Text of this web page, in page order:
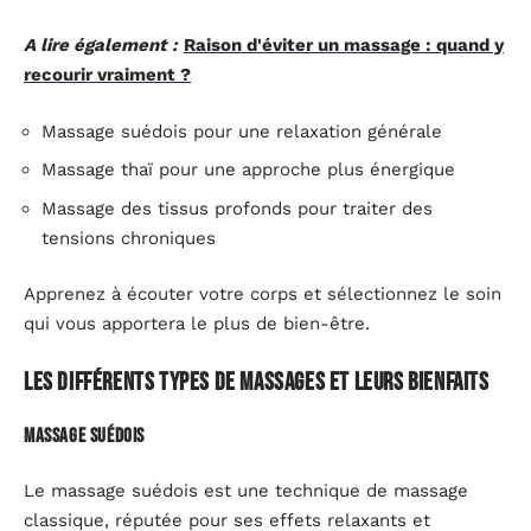
A lire également : Raison d'éviter un massage : quand y
recourir vraiment ?
Massage suédois pour une relaxation générale
Massage thaï pour une approche plus énergique
Massage des tissus profonds pour traiter des
tensions chroniques
Apprenez à écouter votre corps et sélectionnez le soin
qui vous apportera le plus de bien-être.
Les différents types de massages et leurs bienfaits
Massage suédois
Le massage suédois est une technique de massage
classique, réputée pour ses effets relaxants et